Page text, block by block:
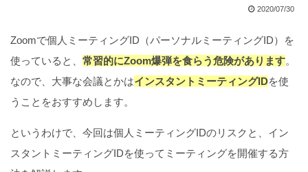
2020/07/30
Zoomで個人ミーティングID（パーソナルミーティングID）を
使っていると、 常習的にZoom爆弾を食らう危険があります。
なので、大事な会議とかはインスタントミーティングIDを使
うことをおすすめします。
というわけで、今回は個人ミーティングIDのリスクと、イン
スタントミーティングIDを使ってミーティングを開催する方